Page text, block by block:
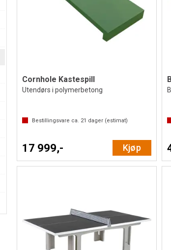
Cornhole Kastespill
Utendørs i polymerbetong
Bestillingsvare ca. 21 dager (estimat)
17 999,- Kjøp